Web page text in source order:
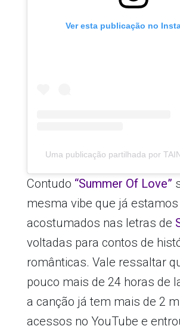
Ver esta publicação no
Uma publicação partilhada por
Contudo “Summer Of Love”
mesma vibe que já estamos
acostumados nas letras de
voltadas para contos de
românticas. Vale ressaltar
pouco mais de 24 horas de
a canção já tem mais de 2
acessos no YouTube e